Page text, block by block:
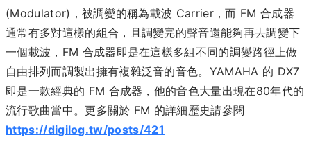
(Modulator)，被調變的稱為載波 Carrier，而 FM 合成器
通常有多對這樣的組合，且調變完的聲音還能夠再去調變下
一個載波，FM 合成器即是在這樣多組不同的調變路徑上做
自由排列而調製出擁有複雜泛音的音色。YAMAHA 的 DX7
即是一款經典的 FM 合成器，他的音色大量出現在80年代的
流行歌曲當中。更多關於 FM 的詳細歷史請參閱
https://digilog.tw/posts/421